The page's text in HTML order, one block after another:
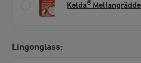
Kelda® Mellangrädde
Lingonglass: